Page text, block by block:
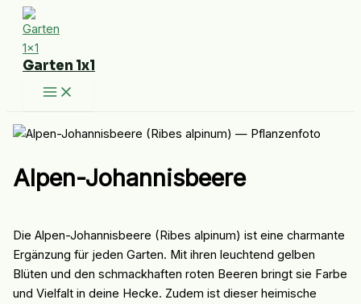
Zum
Inhalt
springen
Garten 1x1
Alpen-Johannisbeere
Die Alpen-Johannisbeere (Ribes alpinum) ist eine charmante
Ergänzung für jeden Garten. Mit ihren leuchtend gelben
Blüten und den schmackhaften roten Beeren bringt sie Farbe
und Vielfalt in deine Hecke. Zudem ist dieser heimische